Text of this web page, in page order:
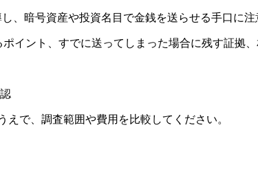
、暗号資産や投資名目で金銭を送らせる手口に注
イント、すでに送ってしまった場合に残す証拠
で、調査範囲や費用を比較してください。